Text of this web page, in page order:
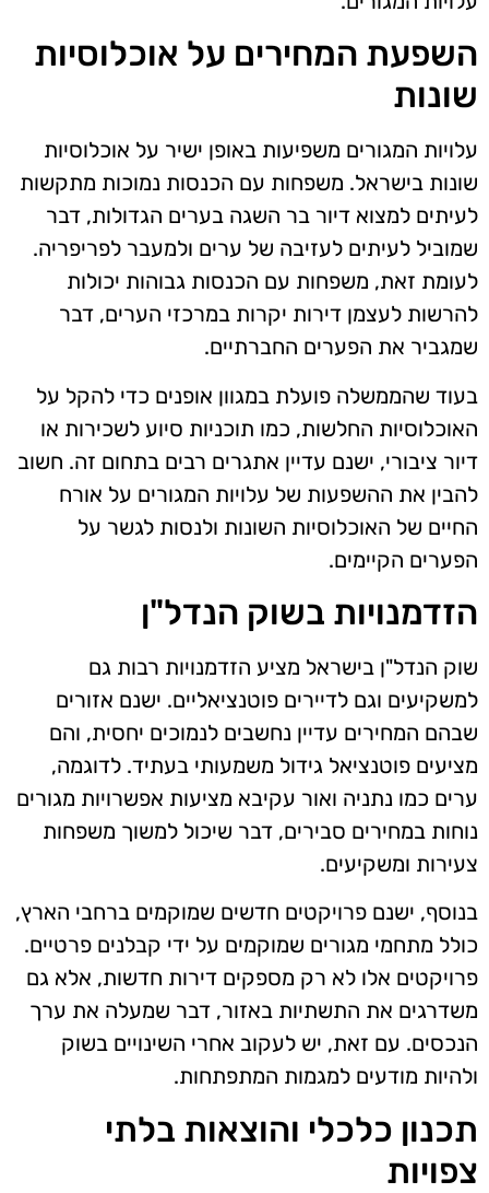
השפעת המחירים על אוכלוסיות
שונות
עלויות המגורים משפיעות באופן ישיר על אוכלוסיות
שונות בישראל. משפחות עם הכנסות נמוכות מתקשות
לעיתים למצוא דיור בר השגה בערים הגדולות, דבר
שמוביל לעיתים לעזיבה של ערים ולמעבר לפריפריה.
לעומת זאת, משפחות עם הכנסות גבוהות יכולות
להרשות לעצמן דירות יקרות במרכזי הערים, דבר
שמגביר את הפערים החברתיים.
בעוד שהממשלה פועלת במגוון אופנים כדי להקל על
האוכלוסיות החלשות, כמו תוכניות סיוע לשכירות או
דיור ציבורי, ישנם עדיין אתגרים רבים בתחום זה. חשוב
להבין את ההשפעות של עלויות המגורים על אורח
החיים של האוכלוסיות השונות ולנסות לגשר על
הפערים הקיימים.
הזדמנויות בשוק הנדל"ן
שוק הנדל"ן בישראל מציע הזדמנויות רבות גם
למשקיעים וגם לדיירים פוטנציאליים. ישנם אזורים
שבהם המחירים עדיין נחשבים לנמוכים יחסית, והם
מציעים פוטנציאל גידול משמעותי בעתיד. לדוגמה,
ערים כמו נתניה ואור עקיבא מציעות אפשרויות מגורים
נוחות במחירים סבירים, דבר שיכול למשוך משפחות
צעירות ומשקיעים.
בנוסף, ישנם פרויקטים חדשים שמוקמים ברחבי הארץ,
כולל מתחמי מגורים שמוקמים על ידי קבלנים פרטיים.
פרויקטים אלו לא רק מספקים דירות חדשות, אלא גם
משדרגים את התשתיות באזור, דבר שמעלה את ערך
הנכסים. עם זאת, יש לעקוב אחרי השינויים בשוק
ולהיות מודעים למגמות המתפתחות.
תכנון כלכלי והוצאות בלתי
צפויות